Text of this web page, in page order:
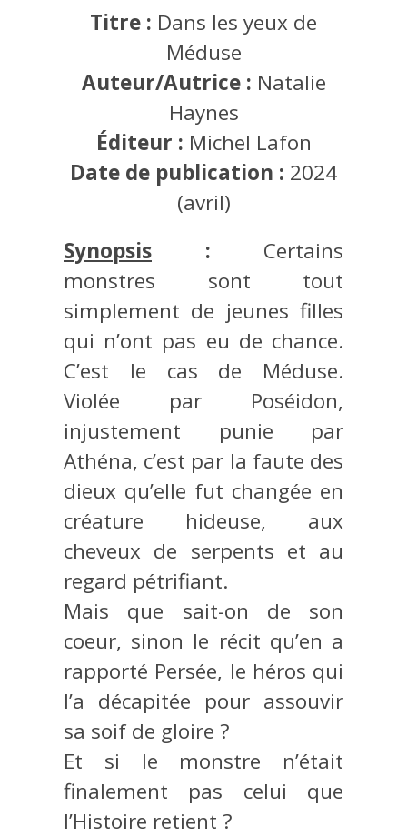
Titre : Dans les yeux de
Méduse
Auteur/Autrice : Natalie
Haynes
Éditeur : Michel Lafon
Date de publication : 2024
(avril)
Synopsis : Certains
monstres sont tout
simplement de jeunes filles
qui n’ont pas eu de chance.
C’est le cas de Méduse.
Violée par Poséidon,
injustement punie par
Athéna, c’est par la faute des
dieux qu’elle fut changée en
créature hideuse, aux
cheveux de serpents et au
regard pétrifiant.
Mais que sait-on de son
coeur, sinon le récit qu’en a
rapporté Persée, le héros qui
l’a décapitée pour assouvir
sa soif de gloire ?
Et si le monstre n’était
finalement pas celui que
l’Histoire retient ?